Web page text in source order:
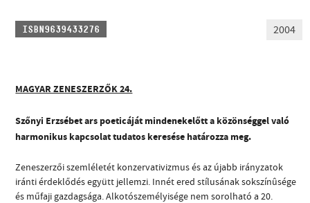
KIADVÁNYOK
KAPCSOLAT
VIDEÓ GALÉRIA
ISBN9639433276 2004
MAGYAR ZENESZERZŐK 24.
Szőnyi Erzsébet ars poeticáját mindenekelőtt a közönséggel való
harmonikus kapcsolat tudatos keresése határozza meg.
Zeneszerzői szemléletét konzervativizmus és az újabb irányzatok
iránti érdeklődés együtt jellemzi. Innét ered stílusának sokszínûsége
és műfaji gazdagsága. Alkotószemélyisége nem sorolható a 20.